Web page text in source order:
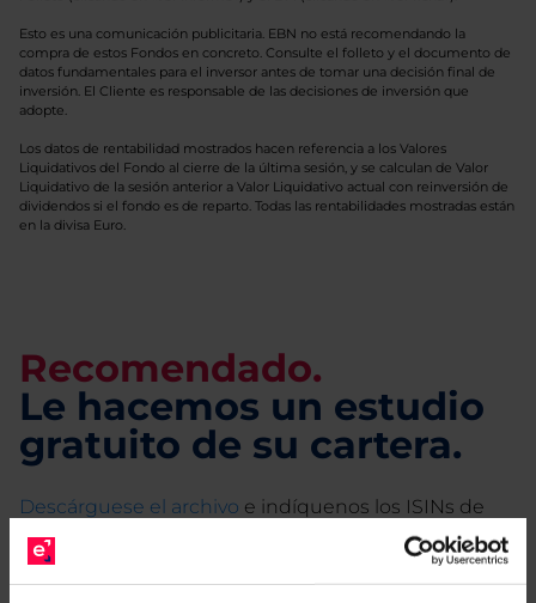
Esto es una comunicación publicitaria. EBN no está recomendando la
compra de estos Fondos en concreto. Consulte el folleto y el documento de
datos fundamentales para el inversor antes de tomar una decisión final de
inversión. El Cliente es responsable de las decisiones de inversión que
adopte.
Los datos de rentabilidad mostrados hacen referencia a los Valores
Liquidativos del Fondo al cierre de la última sesión, y se calculan de Valor
Liquidativo de la sesión anterior a Valor Liquidativo actual con reinversión de
dividendos si el fondo es de reparto. Todas las rentabilidades mostradas están
en la divisa Euro.
Recomendado.
Le hacemos un estudio
gratuito de su cartera.
Descárguese el archivo e indíquenos los ISINs de
sus Fondos y nuestros expertos le enviarán un
estudio gratuito de sus alternativas de Clases
Limpias con las que podrá ahorrar en sus costes.